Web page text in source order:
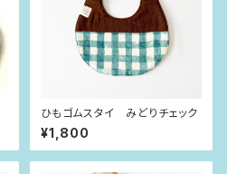
ひもゴムスタイ みどりチェック
¥1,800